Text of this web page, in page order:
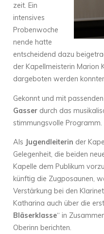
zeit. Ein
intensives
Probenwoche
nende hatte
entscheidend dazu
der Kapellmeisterin Marion
dargeboten werden
Gekonnt und mit
Gasserdurch das
stimmungsvolle Programm.
Als Jugendleiterin der
Gelegenheit, die beiden
Kapelle dem Publikum
künftig die Zugposaunen,
Verstärkung bei den
Katharina auch über die
Bläserklasse“ in
Oberinn berichten.